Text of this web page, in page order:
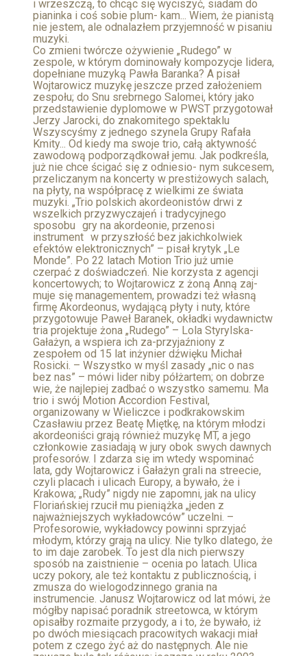
i wrzeszczą, to chcąc się wyciszyć, siadam do
pianinka i coś sobie plum- kam... Wiem, że pianistą
nie jestem, ale odnalazłem przyjemność w pisaniu
muzyki.
Co zmieni twórcze ożywienie „Rudego” w
zespole, w którym dominowały kompozycje lidera,
dopełniane muzyką Pawła Baranka? A pisał
Wojtarowicz muzykę jeszcze przed założeniem
zespołu; do Snu srebrnego Salomei, który jako
przedstawienie dyplomowe w PWST przygotował
Jerzy Jarocki, do znakomitego spektaklu
Wszyscyśmy z jednego szynela Grupy Rafała
Kmity... Od kiedy ma swoje trio, całą aktywność
zawodową podporządkował jemu. Jak podkreśla,
już nie chce ścigać się z odniesio- nym sukcesem,
przeliczanym na koncerty w prestiżowych salach,
na płyty, na współpracę z wielkimi ze świata
muzyki. „Trio polskich akordeonistów drwi z
wszelkich przyzwyczajeń i tradycyjnego
sposobu gry na akordeonie, przenosi
instrument w przyszłość bez jakichkolwiek
efektów elektronicznych” – pisał krytyk „Le
Monde”. Po 22 latach Motion Trio już umie
czerpać z doświadczeń. Nie korzysta z agencji
koncertowych; to Wojtarowicz z żoną Anną zaj-
muje się managementem, prowadzi też własną
firmę Akordeonus, wydającą płyty i nuty, które
przygotowuje Paweł Baranek, okładki wydawnictw
tria projektuje żona „Rudego” – Lola Styrylska-
Gałażyn, a wspiera ich za-przyjaźniony z
zespołem od 15 lat inżynier dźwięku Michał
Rosicki. – Wszystko w myśl zasady „nic o nas
bez nas” – mówi lider niby półżartem; on dobrze
wie, że najlepiej zadbać o wszystko samemu. Ma
trio i swój Motion Accordion Festival,
organizowany w Wieliczce i podkrakowskim
Czasławiu przez Beatę Miętkę, na którym młodzi
akordeoniści grają również muzykę MT, a jego
członkowie zasiadają w jury obok swych dawnych
profesorów. I zdarza się im wtedy wspominać
lata, gdy Wojtarowicz i Gałażyn grali na streecie,
czyli placach i ulicach Europy, a bywało, że i
Krakowa; „Rudy” nigdy nie zapomni, jak na ulicy
Floriańskiej rzucił mu pieniążka „jeden z
najważniejszych wykładowców” uczelni. –
Profesorowie, wykładowcy powinni sprzyjać
młodym, którzy grają na ulicy. Nie tylko dlatego, że
to im daje zarobek. To jest dla nich pierwszy
sposób na zaistnienie – ocenia po latach. Ulica
uczy pokory, ale też kontaktu z publicznością, i
zmusza do wielogodzinnego grania na
instrumencie. Janusz Wojtarowicz od lat mówi, że
mógłby napisać poradnik streetowca, w którym
opisałby rozmaite przygody, a i to, że bywało, iż
po dwóch miesiącach pracowitych wakacji miał
potem z czego żyć aż do następnych. Ale nie